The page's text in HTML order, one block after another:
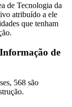
de Tecnologia da
atribuído a ele
que tenham
de
568 são